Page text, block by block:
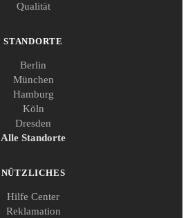
Qualität
STANDORTE
Berlin
München
Hamburg
Köln
Dresden
Alle Standorte
NÜTZLICHES
Hilfe Center
Reklamation